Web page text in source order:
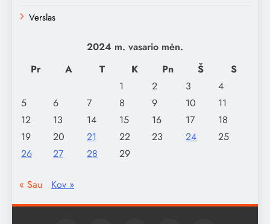
Verslas
2024 m. vasario mėn.
Pr
A T K Pn Š
S
1
2 3
4
5
6 7 8 9 10
11
12
13 14 15 16 17
18
19
20 21 22 23 24
25
26
27 28 29
« Sau Kov »